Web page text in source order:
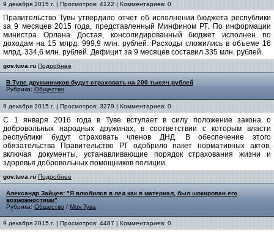
9 декабря 2015 г. | Просмотров: 4122 | Комментариев: 0
Правительство Тувы утвердило отчет об исполнении бюджета республики
за 9 месяцев 2015 года, представленный Минфином РТ. По информации
министра Орлана Достая, консолидированный бюджет исполнен по
доходам на 15 млрд. 999,9 млн. рублей. Расходы сложились в объеме 16
млрд. 334,6 млн. рублей. Дефицит за 9 месяцев составил 335 млн. рублей.
gov.tuva.ru Подробнее
В Туве дружинников будут страховать на 200 тысяч рублей
Рубрика: Общество
9 декабря 2015 г. | Просмотров: 3279 | Комментариев: 0
С 1 января 2016 года в Туве вступает в силу положение закона о
добровольных народных дружинах, в соответствии с которым власти
республики будут страховать членов ДНД. В обеспечение этого
обязательства Правительство РТ одобрило пакет нормативных актов,
включая документы, устанавливающие порядок страхования жизни и
здоровья добровольных помощников полиции.
gov.tuva.ru Подробнее
Александр Зайцев: "Я влюбился в лед как в материал, был шокирован его
возможностями"
Рубрика: Общество / Моя Тува
9 декабря 2015 г. | Просмотров: 4487 | Комментариев: 0